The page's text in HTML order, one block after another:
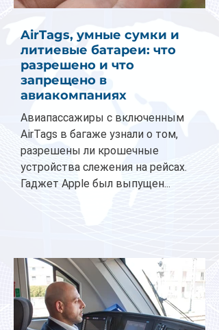
AirTags, умные сумки и
литиевые батареи: что
разрешено и что
запрещено в
авиакомпаниях
Авиапассажиры с включенным
AirTags в багаже узнали о том,
разрешены ли крошечные
устройства слежения на рейсах.
Гаджет Apple был выпущен...